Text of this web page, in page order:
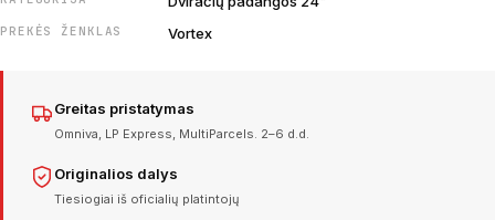
PREKĖS ŽENKLAS Vortex
Greitas pristatymas
Omniva, LP Express, MultiParcels. 2–6 d.d.
Originalios dalys
Tiesiogiai iš oficialių platintojų